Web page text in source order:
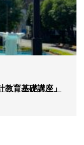
育基礎講座」